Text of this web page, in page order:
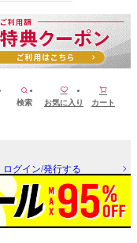
検索 お気に入り カート
ログイン/発行する